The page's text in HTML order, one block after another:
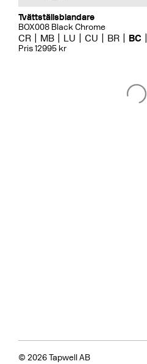
Tvättställsblandare
BOX008 Black Chrome
CR MB LU CU BR BC
Pris 12995 kr